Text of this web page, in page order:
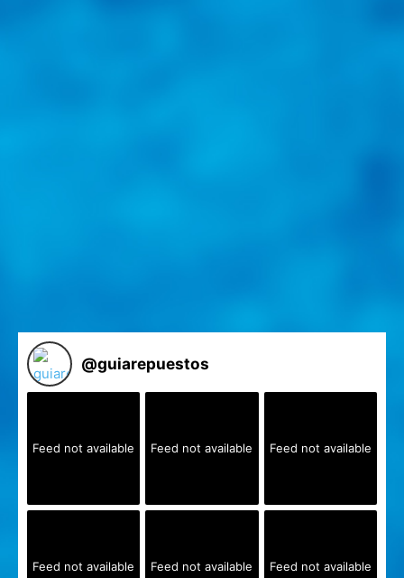
@guiarepuestos
Feed not available Feed not available Feed not available
Feed not available Feed not available Feed not available